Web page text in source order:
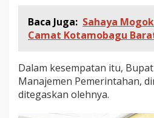
Baca Juga: Sahaya
Camat Kotamobagu
Dalam kesempatan itu,
Manajemen Pemerintahan,
ditegaskan olehnya.